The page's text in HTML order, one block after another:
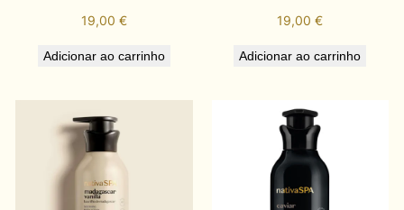
19,00 €
Adicionar ao carrinho
19,00€
Adicionar ao carrinho